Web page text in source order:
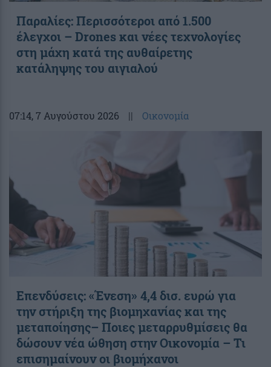
Παραλίες: Περισσότεροι από 1.500
έλεγχοι – Drones και νέες τεχνολογίες
στη μάχη κατά της αυθαίρετης
κατάληψης του αιγιαλού
07:14, 7 Αυγούστου 2026 || Οικονομία
Επενδύσεις: «Ένεση» 4,4 δισ. ευρώ για
την στήριξη της βιομηχανίας και της
μεταποίησης– Ποιες μεταρρυθμίσεις θα
δώσουν νέα ώθηση στην Οικονομία – Τι
επισημαίνουν οι βιομήχανοι